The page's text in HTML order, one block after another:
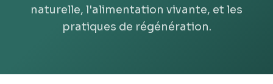
naturelle, l'alimentation vivante, et les
pratiques de régénération.